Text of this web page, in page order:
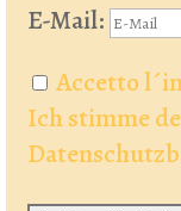
E-Mail:
Accetto
Ich stimme